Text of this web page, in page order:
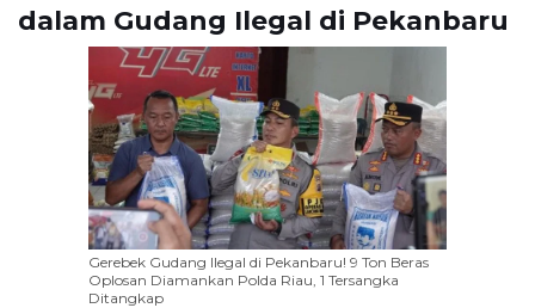
dalam Gudang Ilegal di Pekanbaru
Gerebek Gudang Ilegal di Pekanbaru! 9 Ton Beras
Oplosan Diamankan Polda Riau, 1 Tersangka
Ditangkap